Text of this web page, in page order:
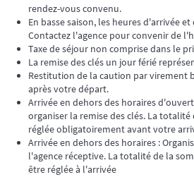
rendez-vous convenu.
En basse saison, les heures d'arrivée
Contactez l'agence pour convenir de
Taxe de séjour non comprise dans le
La remise des clés un jour férié
Restitution de la caution par virement
après votre départ.
Arrivée en dehors des horaires
organiser la remise des clés. La
réglée obligatoirement avant votre
Arrivée en dehors des horaires :
l'agence réceptive. La totalité de la
être réglée à l'arrivée